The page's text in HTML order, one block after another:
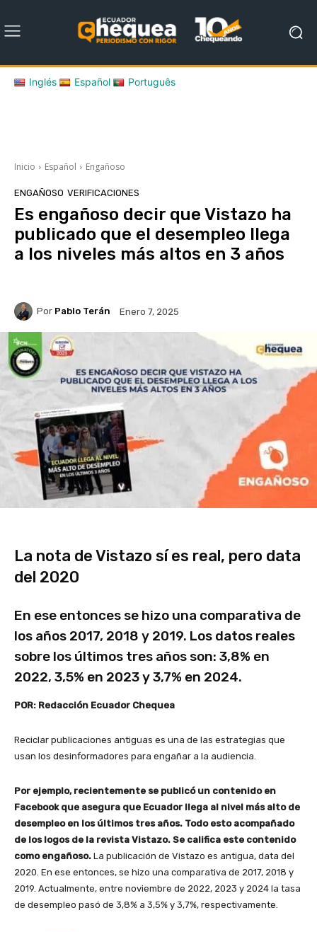
Inglés Español Português
Inicio Español Engañoso
ENGAÑOSO VERIFICACIONES
Es engañoso decir que Vistazo ha
publicado que el desempleo llega
a los niveles más altos en 3 años
Por Pablo Terán Enero 7, 2025
La nota de Vistazo sí es real, pero data
del 2020
En ese entonces se hizo una comparativa de
los años 2017, 2018 y 2019. Los datos reales
sobre los últimos tres años son: 3,8% en
2022, 3,5% en 2023 y 3,7% en 2024.
POR: Redacción Ecuador Chequea
Reciclar publicaciones antiguas es una de las estrategias que
usan los desinformadores para engañar a la audiencia.
Por ejemplo, recientemente se publicó un contenido en
Facebook que asegura que Ecuador llega al nivel más alto de
desempleo en los últimos tres años. Todo esto acompañado
de los logos de la revista Vistazo. Se califica este contenido
como engañoso. La publicación de Vistazo es antigua, data del
2020. En ese entonces, se hizo una comparativa de 2017, 2018 y
2019. Actualmente, entre noviembre de 2022, 2023 y 2024 la tasa
de desempleo pasó de 3,8% a 3,5% y 3,7%, respectivamente.